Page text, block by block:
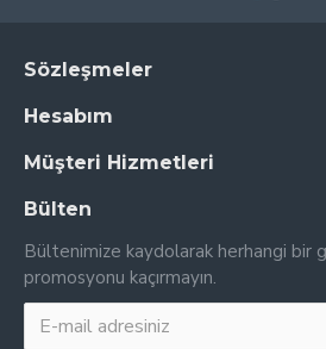
Sözleşmeler
Hesabım
Müşteri Hizmetleri
Bülten
Bültenimize kaydolarak herhangi bir
promosyonu kaçırmayın.